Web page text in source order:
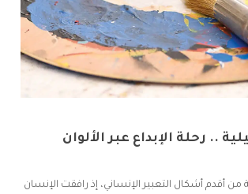
.. رحلة الإبداع عبر الألوان
من أقدم أشكال التعبير الإنساني، إذ رافقت الإنسان